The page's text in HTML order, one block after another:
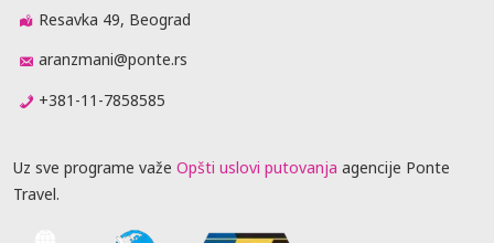
Resavka 49, Beograd
aranzmani@ponte.rs
+381-11-7858585
Uz sve programe važe Opšti uslovi putovanja agencije Ponte
Travel.